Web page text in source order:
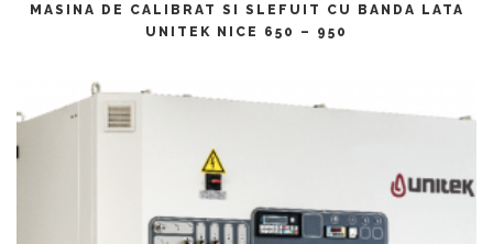
MASINA DE CALIBRAT SI SLEFUIT CU BANDA LATA
UNITEK NICE 650 – 950